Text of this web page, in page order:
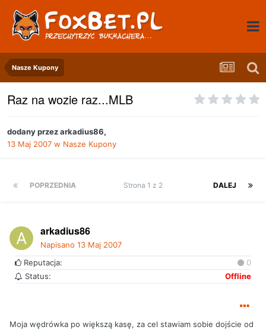
Nasze Kupony
Raz na wozie raz...MLB
dodany przezarkadius86,
13 Maj 2007 w Nasze Kupony
POPRZEDNIA DALEJ
Strona 1 z 2
arkadius86
Napisano 13 Maj 2007
Reputacja:
0
Status:
Offline
Moja wędrówka po większą kasę, za cel stawiam sobie dojście od